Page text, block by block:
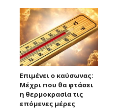
Επιμένει ο καύσωνας:
Μέχρι που θα φτάσει
η θερμοκρασία τις
επόμενες μέρες